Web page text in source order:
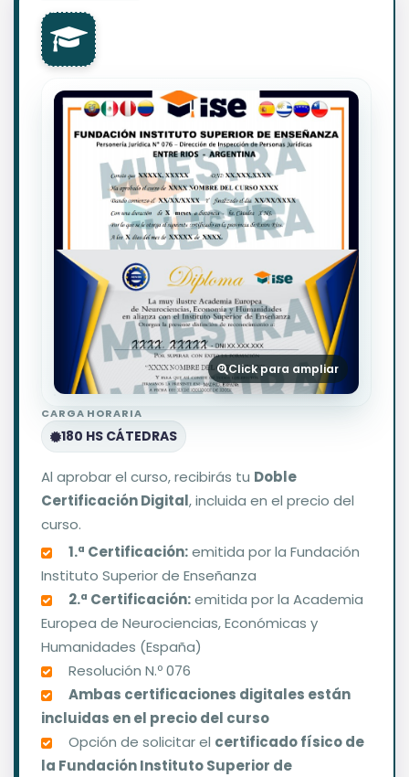
Click para ampliar
CARGA HORARIA
180 HS CÁTEDRAS
Al aprobar el curso, recibirás tu Doble
Certificación Digital, incluida en el precio del
curso.
1.ª Certificación:emitida por la Fundación
Instituto Superior de Enseñanza
2.ª Certificación:emitida por la Academia
Europea de Neurociencias, Económicas y
Humanidades (España)
Resolución N.º 076
Ambas certificaciones digitales están
incluidas en el precio del curso
Opción de solicitar el certificado físico de
la Fundación Instituto Superior de